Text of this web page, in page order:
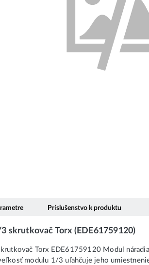
Príslušenstvo k produktu
skrutkovač Torx (EDE61759120)
Torx EDE61759120 Modul
modulu 1/3 uľahčuje jeho